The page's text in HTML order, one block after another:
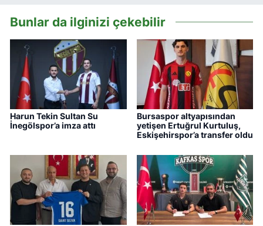
Bunlar da ilginizi çekebilir
Harun Tekin Sultan Su
İnegölspor’a imza attı
Bursaspor altyapısından
yetişen Ertuğrul Kurtuluş,
Eskişehirspor’a transfer oldu